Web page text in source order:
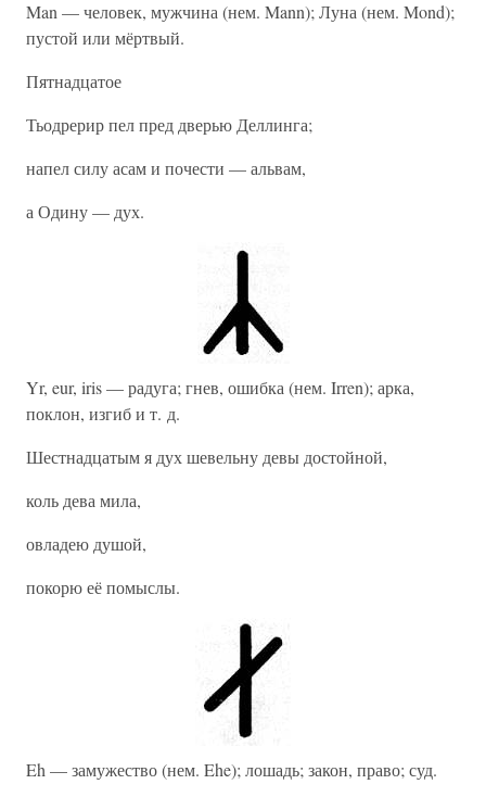
Man — человек, мужчина (нем. Mann); Луна (нем. Mond);
пустой или мёртвый.
Пятнадцатое
Тьодрерир пел пред дверью Деллинга;
напел силу асам и почести — альвам,
а Одину — дух.
Yr, eur, iris — радуга; гнев, ошибка (нем. Irren); арка,
поклон, изгиб и т. д.
Шестнадцатым я дух шевельну девы достойной,
коль дева мила,
овладею душой,
покорю её помыслы.
Eh — замужество (нем. Ehe); лошадь; закон, право; суд.